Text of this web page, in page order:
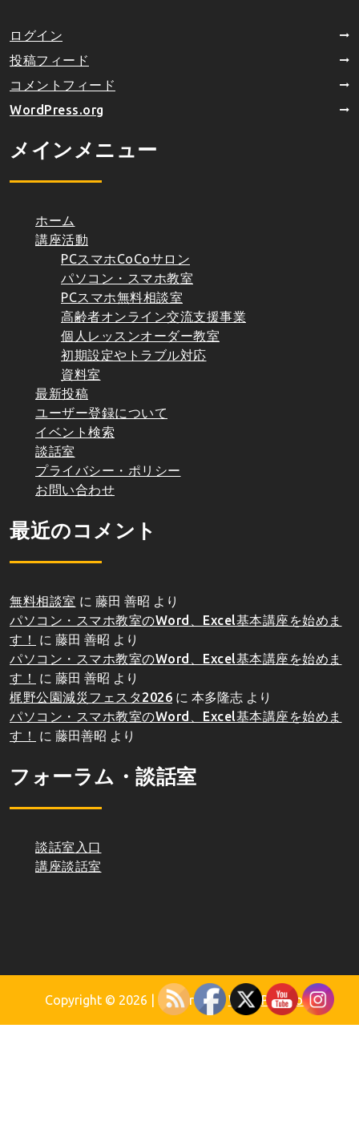
ログイン
投稿フィード
コメントフィード
WordPress.org
メインメニュー
ホーム
講座活動
PCスマホCoCoサロン
パソコン・スマホ教室
PCスマホ無料相談室
高齢者オンライン交流支援事業
個人レッスンオーダー教室
初期設定やトラブル対応
資料室
最新投稿
ユーザー登録について
イベント検索
談話室
プライバシー・ポリシー
お問い合わせ
最近のコメント
無料相談室 に 藤田 善昭 より
パソコン・スマホ教室のWord、Excel基本講座を始めま
す！
に 藤田 善昭 より
パソコン・スマホ教室のWord、Excel基本講座を始めま
す！
に 藤田 善昭 より
梶野公園減災フェスタ2026 に 本多隆志 より
パソコン・スマホ教室のWord、Excel基本講座を始めま
す！
に 藤田善昭 より
フォーラム・談話室
談話室入口
講座談話室
Copyright © 2026 | Powered byWordPress.org